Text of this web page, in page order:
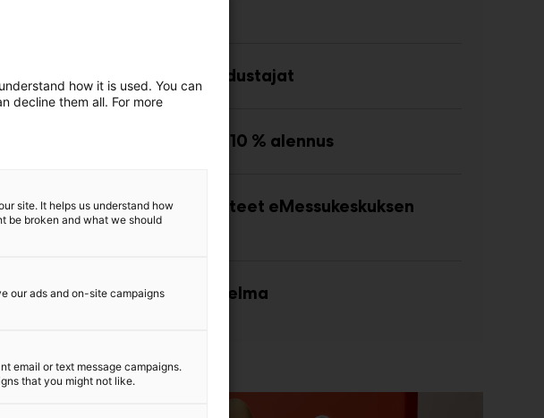
Huomioi median edustajat
Promotarvikkeilta 10 % alennus
Ilmoita uutuustuotteet eMessukeskuksen
kautta
Ilmoita osasto-ohjelma
how it is used. You can
decline them all. For more
site. It helps us understand how
be broken and what we should
our ads and on-site campaigns
email or text message campaigns.
that you might not like.